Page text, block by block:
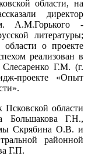
области, на
директор
А.М.Горького -
литературы;
о проекте
реализован в
Г.М. (г.
проекте «Опыт
Псковской области
Большакова Г.Н.,
Скрябина О.В. и
районной
Г.П.